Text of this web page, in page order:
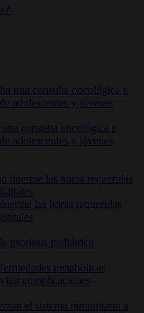
consulta oncológica e
adolescentes y jóvenes
las horas requeridas
psoriasis pediátrica
metabólicas
complicaciones